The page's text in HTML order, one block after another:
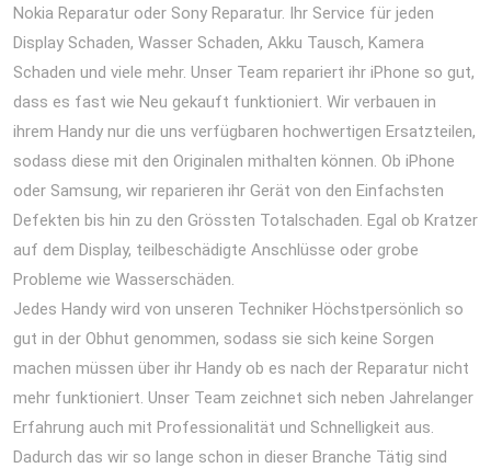
Nokia Reparatur oder Sony Reparatur. Ihr Service für jeden
Display Schaden, Wasser Schaden, Akku Tausch, Kamera
Schaden und viele mehr. Unser Team repariert ihr iPhone so gut,
dass es fast wie Neu gekauft funktioniert. Wir verbauen in
ihrem Handy nur die uns verfügbaren hochwertigen Ersatzteilen,
sodass diese mit den Originalen mithalten können. Ob iPhone
oder Samsung, wir reparieren ihr Gerät von den Einfachsten
Defekten bis hin zu den Grössten Totalschaden. Egal ob Kratzer
auf dem Display, teilbeschädigte Anschlüsse oder grobe
Probleme wie Wasserschäden.
Jedes Handy wird von unseren Techniker Höchstpersönlich so
gut in der Obhut genommen, sodass sie sich keine Sorgen
machen müssen über ihr Handy ob es nach der Reparatur nicht
mehr funktioniert. Unser Team zeichnet sich neben Jahrelanger
Erfahrung auch mit Professionalität und Schnelligkeit aus.
Dadurch das wir so lange schon in dieser Branche Tätig sind